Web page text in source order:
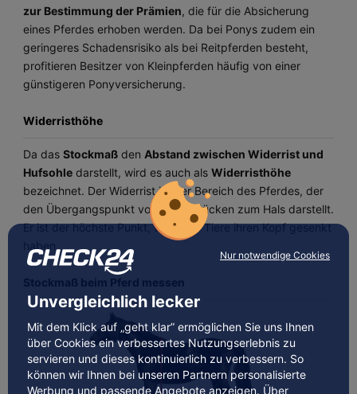
Nur notwendige Cookies
Unvergleichlich lecker
Mit dem Klick auf „geht klar” ermöglichen Sie uns Ihnen
über Cookies ein verbessertes Nutzungserlebnis zu
servieren und dieses kontinuierlich zu verbessern. So
können wir Ihnen bei unseren Partnern personalisierte
Werbung und passende Angebote anzeigen. Über
zur Bestimmung der Prämien, die für die Absicherung
eines Pferdes erhoben werden. Da bei Ponys zudem ein
geringeres Schadensrisiko als bei Reitpferden besteht,
profitieren Besitzer von Kleinpferden häufig von einer
günstigeren Ponyversicherung.
Widerristhöhe
Da das Stockmaß den Abstand zwischen Widerrist und
Hufsohle darstellt, wird es auch als Widerristhöhe
bezeichnet. Der Widerrist ist der Bereich des Pferdes, der
den Übergangspunkt vom Pferderücken zum Hals darstellt.
Er ist der höchste Punkt, wenn die Tiere ihren Kopf gesenkt
Stockmaß beim Pferd messen